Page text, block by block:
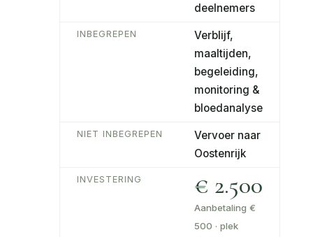
deelnemers
INBEGREPEN
Verblijf,
maaltijden,
begeleiding,
monitoring &
bloedanalyse
NIET INBEGREPEN
Vervoer naar
Oostenrijk
INVESTERING € 2.500
Aanbetaling €
500 · plek